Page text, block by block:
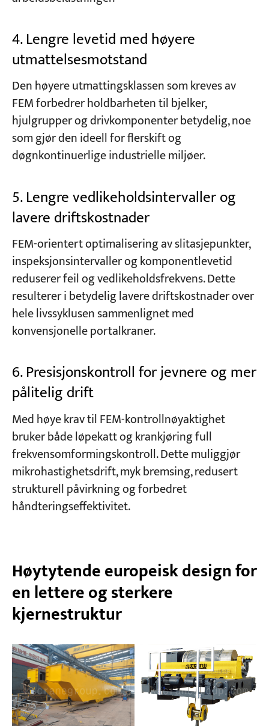
4. Lengre levetid med høyere
utmattelsesmotstand
Den høyere utmattingsklassen som kreves av
FEM forbedrer holdbarheten til bjelker,
hjulgrupper og drivkomponenter betydelig, noe
som gjør den ideell for flerskift og
døgnkontinuerlige industrielle miljøer.
5. Lengre vedlikeholdsintervaller og
lavere driftskostnader
FEM-orientert optimalisering av slitasjepunkter,
inspeksjonsintervaller og komponentlevetid
reduserer feil og vedlikeholdsfrekvens. Dette
resulterer i betydelig lavere driftskostnader over
hele livssyklusen sammenlignet med
konvensjonelle portalkraner.
6. Presisjonskontroll for jevnere og mer
pålitelig drift
Med høye krav til FEM-kontrollnøyaktighet
bruker både løpekatt og krankjøring full
frekvensomformingskontroll. Dette muliggjør
mikrohastighetsdrift, myk bremsing, redusert
strukturell påvirkning og forbedret
håndteringseffektivitet.
Høytytende europeisk design for
en lettere og sterkere
kjernestruktur